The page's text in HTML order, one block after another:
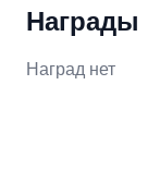
Награды
Наград нет